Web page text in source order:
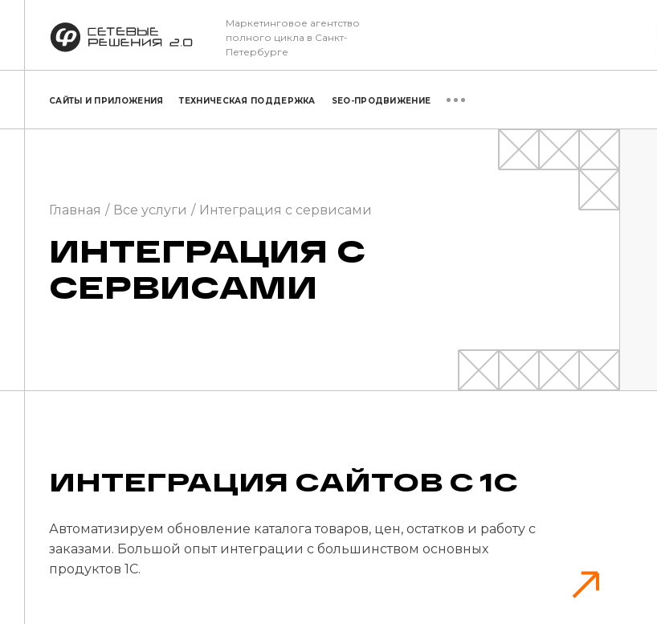
Маркетинговое агентство
полного цикла в Санкт-
Петербурге
САЙТЫ И ПРИЛОЖЕНИЯ ТЕХНИЧЕСКАЯ ПОДДЕРЖКА SEO-ПРОДВИЖЕНИЕ
Главная Все услуги Интеграция с сервисами
ИНТЕГРАЦИЯ С
СЕРВИСАМИ
ИНТЕГРАЦИЯ САЙТОВ С 1С
Автоматизируем обновление каталога товаров, цен, остатков и работу с
заказами. Большой опыт интеграции с большинством основных
продуктов 1С.